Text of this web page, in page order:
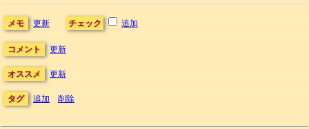
メモ 更新 チェック 追加
コメント 更新
オススメ 更新
タグ 追加 削除